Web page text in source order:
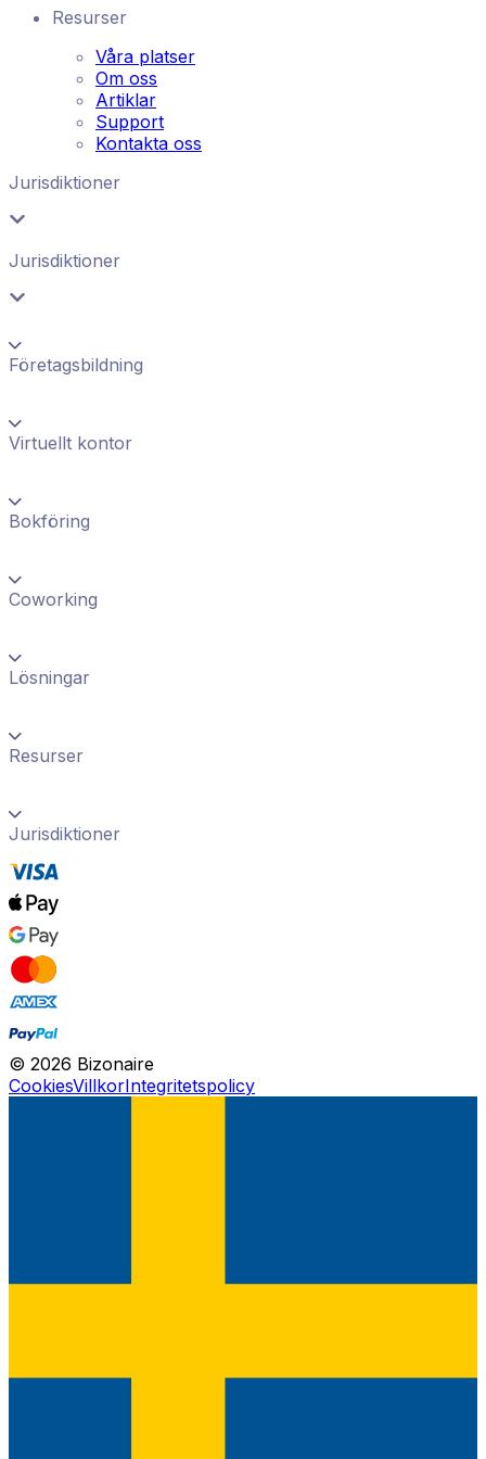
Resurser
Våra platser
Om oss
Artiklar
Support
Kontakta oss
Jurisdiktioner
Jurisdiktioner
Företagsbildning
Virtuellt kontor
Bokföring
Coworking
Lösningar
Resurser
Jurisdiktioner
© 2026 Bizonaire
CookiesVillkorIntegritetspolicy